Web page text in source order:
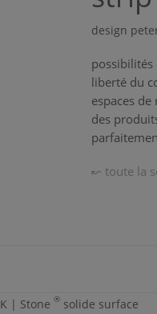
design
possibilités
liberté du
espaces
des
↜ toute la
K | Stone ® solide surface